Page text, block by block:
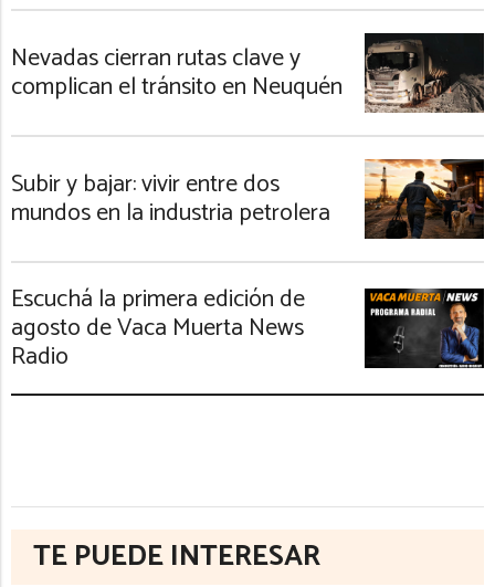
Nevadas cierran rutas clave y
complican el tránsito en Neuquén
Subir y bajar: vivir entre dos
mundos en la industria petrolera
Escuchá la primera edición de
agosto de Vaca Muerta News
Radio
TE PUEDE INTERESAR